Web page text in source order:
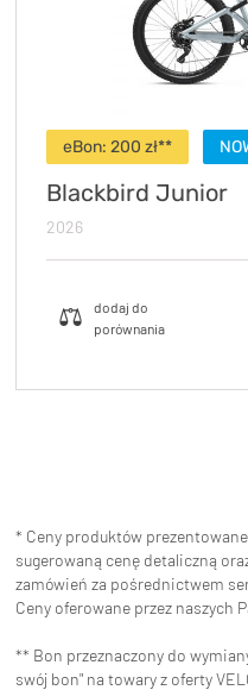
eBon: 200 zł**
Blackbird Junior
2026
* Ceny produktów
sugerowaną cenę detaliczną
zamówień za pośrednictwem
Ceny oferowane przez naszych
** Bon przeznaczony do
swój bon" na towary z oferty